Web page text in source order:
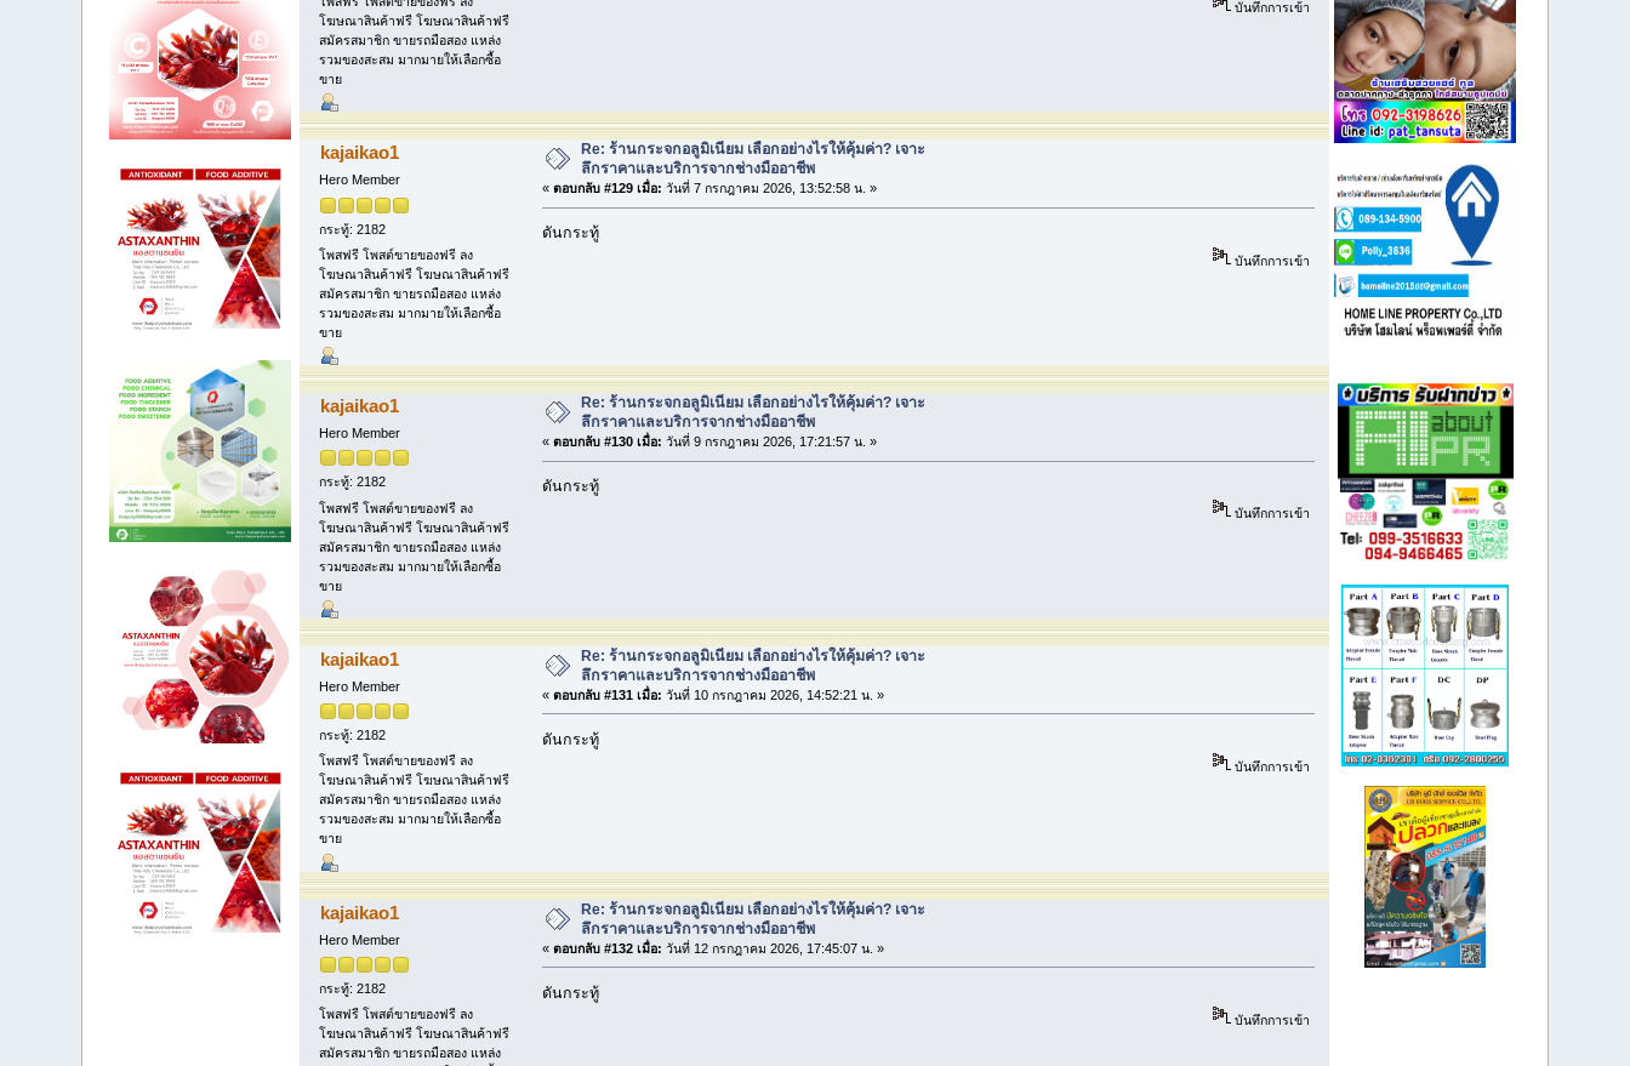
โฆษณาสินค้าฟรี โฆษณาสินค้าฟรี
สมัครสมาชิก ขายรถมือสอง แหล่ง
รวมของสะสม มากมายให้เลือกซื้อ
ขาย
บันทึกการเข้า
kajaikao1
Hero Member
กระทู้: 2182
โพสฟรี โพสต์ขายของฟรี ลง
โฆษณาสินค้าฟรี โฆษณาสินค้าฟรี
สมัครสมาชิก ขายรถมือสอง แหล่ง
รวมของสะสม มากมายให้เลือกซื้อ
ขาย
Re: ร้านกระจกอลูมิเนียม เลือกอย่างไรให้คุ้มค่า? เจาะ
ลึกราคาและบริการจากช่างมืออาชีพ
« ตอบกลับ #129 เมื่อ: วันที่ 7 กรกฎาคม 2026, 13:52:58 น. »
ดันกระทู้
บันทึกการเข้า
kajaikao1
Hero Member
กระทู้: 2182
โพสฟรี โพสต์ขายของฟรี ลง
โฆษณาสินค้าฟรี โฆษณาสินค้าฟรี
สมัครสมาชิก ขายรถมือสอง แหล่ง
รวมของสะสม มากมายให้เลือกซื้อ
ขาย
Re: ร้านกระจกอลูมิเนียม เลือกอย่างไรให้คุ้มค่า? เจาะ
ลึกราคาและบริการจากช่างมืออาชีพ
« ตอบกลับ #130 เมื่อ: วันที่ 9 กรกฎาคม 2026, 17:21:57 น. »
ดันกระทู้
บันทึกการเข้า
kajaikao1
Hero Member
กระทู้: 2182
โพสฟรี โพสต์ขายของฟรี ลง
โฆษณาสินค้าฟรี โฆษณาสินค้าฟรี
สมัครสมาชิก ขายรถมือสอง แหล่ง
รวมของสะสม มากมายให้เลือกซื้อ
ขาย
Re: ร้านกระจกอลูมิเนียม เลือกอย่างไรให้คุ้มค่า? เจาะ
ลึกราคาและบริการจากช่างมืออาชีพ
« ตอบกลับ #131 เมื่อ: วันที่ 10 กรกฎาคม 2026, 14:52:21 น. »
ดันกระทู้
บันทึกการเข้า
kajaikao1
Hero Member
กระทู้: 2182
โพสฟรี โพสต์ขายของฟรี ลง
โฆษณาสินค้าฟรี โฆษณาสินค้าฟรี
สมัครสมาชิก ขายรถมือสอง แหล่ง
Re: ร้านกระจกอลูมิเนียม เลือกอย่างไรให้คุ้มค่า? เจาะ
ลึกราคาและบริการจากช่างมืออาชีพ
« ตอบกลับ #132 เมื่อ: วันที่ 12 กรกฎาคม 2026, 17:45:07 น. »
ดันกระทู้
บันทึกการเข้า